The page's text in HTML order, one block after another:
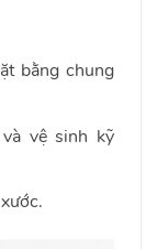
bằng chung
vệ sinh kỹ